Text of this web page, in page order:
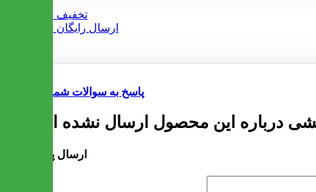
پاسخ به سوالات شما
ارسال پرسش